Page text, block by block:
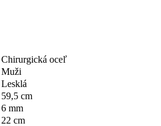
Chirurgická oceľ
Muži
Lesklá
59,5 cm
6 mm
22 cm